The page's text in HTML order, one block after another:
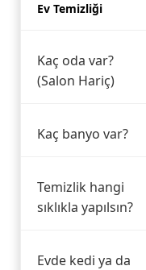
Ev Temizliği
Kaç oda var?
(Salon Hariç)
Kaç banyo var?
Temizlik hangi
sıklıkla yapılsın?
Evde kedi ya da